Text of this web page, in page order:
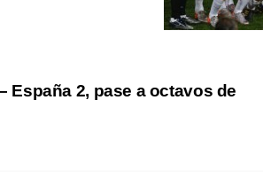
España 2, pase a octavos de